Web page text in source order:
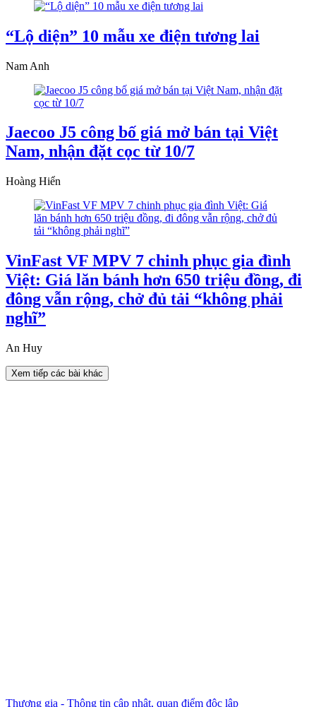
“Lộ diện” 10 mẫu xe điện tương lai
Nam Anh
Jaecoo J5 công bố giá mở bán tại Việt
Nam, nhận đặt cọc từ 10/7
Hoàng Hiển
VinFast VF MPV 7 chinh phục gia đình
Việt: Giá lăn bánh hơn 650 triệu đồng, đi
đông vẫn rộng, chở đủ tải “không phải
nghĩ”
An Huy
Xem tiếp các bài khác
Thương gia - Thông tin cập nhật, quan điểm độc lập